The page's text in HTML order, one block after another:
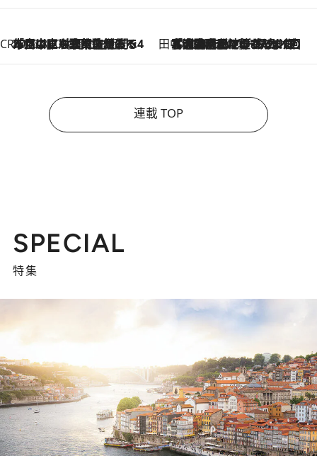
CREA'S CHOICE
2026.8.7
「立川にも歌舞伎があるんだよ」 片岡仁左衛門・市川中車ら豪華座組みで4年目の立川立飛歌舞伎へ 田中稲の勝手に再ブーム
2026.8.7
「湘南乃風に憧れて」観客大盛上がりの“タオル回し”に、ラッパー顔負けの高速歌唱まで…さだまさし（74）のアグレッシブすぎる現在地
連載 TOP
SPECIAL
特集